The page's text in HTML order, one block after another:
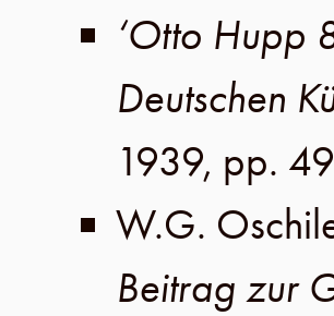
‘Otto Hupp
Deutschen
1939, pp.
W.G.
Beitrag zur